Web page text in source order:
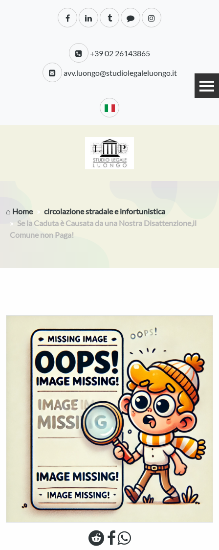
+39 02 26143865
avv.luongo@studiolegaleluongo.it
⌂ Home
circolazione stradale e infortunistica
Se la Caduta è Causata da una Nostra Disattenzione,il
Comune non Paga!